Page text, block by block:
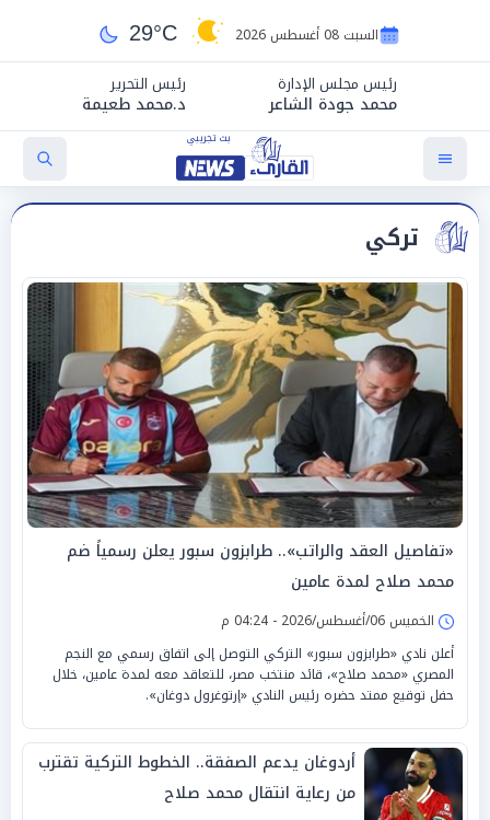
السبت 08 أغسطس 2026 29°C
رئيس مجلس الإدارة
محمد جودة الشاعر
رئيس التحرير
د.محمد طعيمة
تركي
«تفاصيل العقد والراتب».. طرابزون سبور يعلن رسمياً ضم
محمد صلاح لمدة عامين
الخميس 06/أغسطس/2026 - 04:24 م
أعلن نادي «طرابزون سبور» التركي التوصل إلى اتفاق رسمي مع النجم
المصري «محمد صلاح»، قائد منتخب مصر، للتعاقد معه لمدة عامين، خلال
حفل توقيع ممتد حضره رئيس النادي «إرتوغرول دوغان».
أردوغان يدعم الصفقة.. الخطوط التركية تقترب
من رعاية انتقال محمد صلاح